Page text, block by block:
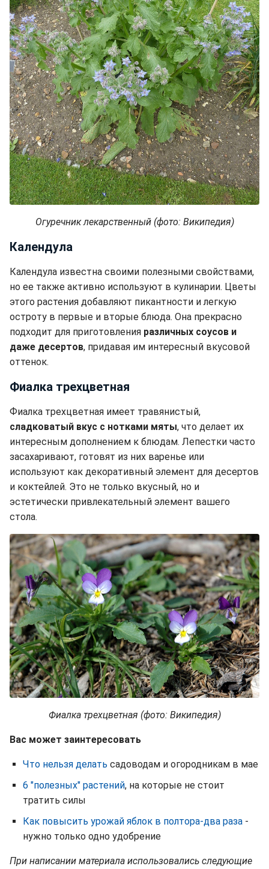
Огуречник лекарственный (фото: Википедия)
Календула
Календула известна своими полезными свойствами,
но ее также активно используют в кулинарии. Цветы
этого растения добавляют пикантности и легкую
остроту в первые и вторые блюда. Она прекрасно
подходит для приготовления различных соусов и
даже десертов, придавая им интересный вкусовой
оттенок.
Фиалка трехцветная
Фиалка трехцветная имеет травянистый,
сладковатый вкус с нотками мяты, что делает их
интересным дополнением к блюдам. Лепестки часто
засахаривают, готовят из них варенье или
используют как декоративный элемент для десертов
и коктейлей. Это не только вкусный, но и
эстетически привлекательный элемент вашего
стола.
Фиалка трехцветная (фото: Википедия)
Вас может заинтересовать
Что нельзя делать садоводам и огородникам в мае
6 "полезных" растений, на которые не стоит
тратить силы
Как повысить урожай яблок в полтора-два раза -
нужно только одно удобрение
При написании материала использовались следующие